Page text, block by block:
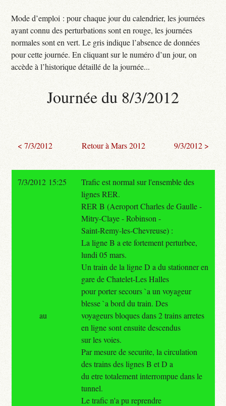
Mode d’emploi : pour chaque jour du calendrier, les journées
ayant connu des perturbations sont en rouge, les journées
normales sont en vert. Le gris indique l’absence de données
pour cette journée. En cliquant sur le numéro d’un jour, on
accède à l’historique détaillé de la journée...
Journée du 8/3/2012
< 7/3/2012 Retour à Mars 2012 9/3/2012 >
7/3/2012 15:25
Trafic est normal sur l'ensemble des
lignes RER.
RER B (Aeroport Charles de Gaulle -
Mitry-Claye - Robinson -
Saint-Remy-les-Chevreuse) :
La ligne B a ete fortement perturbee,
lundi 05 mars.
Un train de la ligne D a du stationner en
gare de Chatelet-Les Halles
pour porter secours `a un voyageur
blesse `a bord du train. Des
voyageurs bloques dans 2 trains arretes
en ligne sont ensuite descendus
sur les voies.
Par mesure de securite, la circulation
des trains des lignes B et D a
du etre totalement interrompue dans le
tunnel.
Le trafic n'a pu reprendre
au